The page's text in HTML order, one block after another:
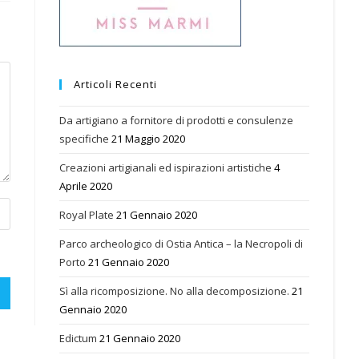
Articoli Recenti
Da artigiano a fornitore di prodotti e consulenze
specifiche 21 Maggio 2020
Creazioni artigianali ed ispirazioni artistiche 4
Aprile 2020
Royal Plate 21 Gennaio 2020
Parco archeologico di Ostia Antica – la Necropoli di
Porto 21 Gennaio 2020
Sì alla ricomposizione. No alla decomposizione. 21
Gennaio 2020
Edictum 21 Gennaio 2020